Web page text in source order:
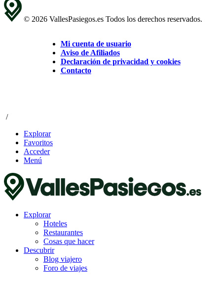
© 2026 VallesPasiegos.es Todos los derechos reservados.
Mi cuenta de usuario
Aviso de Afiliados
Declaración de privacidad y cookies
Contacto
/
Explorar
Favoritos
Acceder
Menú
Explorar
Hoteles
Restaurantes
Cosas que hacer
Descubrir
Blog viajero
Foro de viajes